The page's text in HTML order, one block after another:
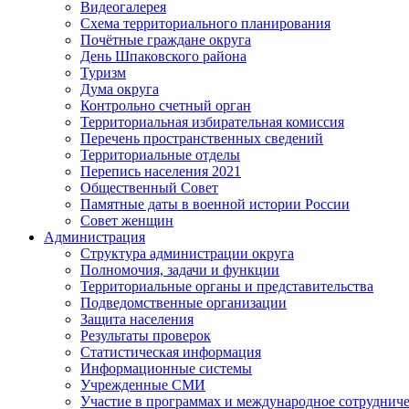
Видеогалерея
Схема территориального планирования
Почётные граждане округа
День Шпаковского района
Туризм
Дума округа
Контрольно счетный орган
Территориальная избирательная комиссия
Перечень пространственных сведений
Территориальные отделы
Перепись населения 2021
Общественный Совет
Памятные даты в военной истории России
Совет женщин
Администрация
Структура администрации округа
Полномочия, задачи и функции
Территориальные органы и представительства
Подведомственные организации
Защита населения
Результаты проверок
Статистическая информация
Информационные системы
Учрежденные СМИ
Участие в программах и международное